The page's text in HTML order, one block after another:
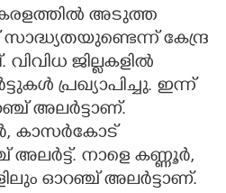
അടുത്ത
കേന്ദ്ര
ജില്ലകളിൽ
പ്രഖ്യാപിച്ചു. ഇന്ന്
അലർട്ടാണ്.
കാസർകോട്
അലർട്ട്. നാളെ കണ്ണൂർ,
ഓറ‌ഞ്ച് അലർട്ടാണ്.